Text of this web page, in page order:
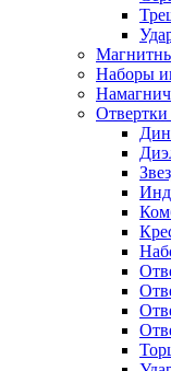
Наборы
Отвертки